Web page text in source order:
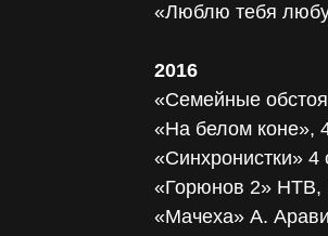
«Люблю тебя
2016
«Семейные
«На белом коне»,
«Синхронистки»
«Горюнов 2» НТВ,
«Мачеха» А.